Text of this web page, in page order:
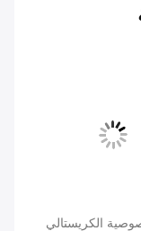
الكريستالي